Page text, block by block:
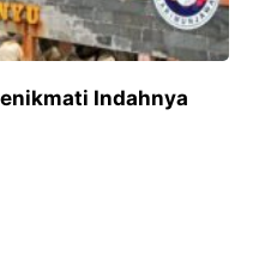
Indahnya